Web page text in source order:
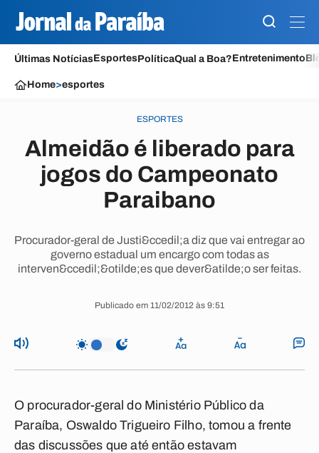
Últimas NotíciasEsportesPolíticaQual a Boa?Entretenimento
Home>esportes
ESPORTES
Almeidão é liberado para
jogos do Campeonato
Paraibano
Procurador-geral de Justi&ccedil;a diz que vai entregar ao
governo estadual um encargo com todas as
interven&ccedil;&otilde;es que dever&atilde;o ser feitas.
Publicado em 11/02/2012 às 9:51
O procurador-geral do Ministério Público da
Paraíba, Oswaldo Trigueiro Filho, tomou a frente
das discussões que até então estavam